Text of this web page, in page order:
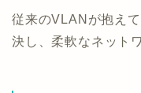
従来のVLANが抱え
決し、柔軟なネット